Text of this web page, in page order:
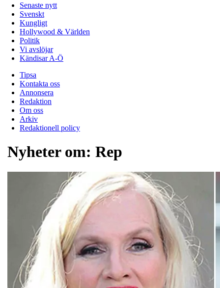
Senaste nytt
Svenskt
Kungligt
Hollywood & Världen
Politik
Vi avslöjar
Kändisar A-Ö
Tipsa
Kontakta oss
Annonsera
Redaktion
Om oss
Arkiv
Redaktionell policy
Nyheter om: Rep